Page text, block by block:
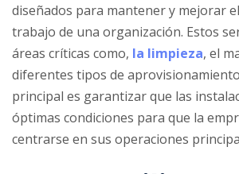
diseñados para mantener y mejorar
trabajo de una organización. Estos
áreas críticas como, la limpieza, el
diferentes tipos de
principal es garantizar que las
óptimas condiciones para que la
centrarse en sus operaciones